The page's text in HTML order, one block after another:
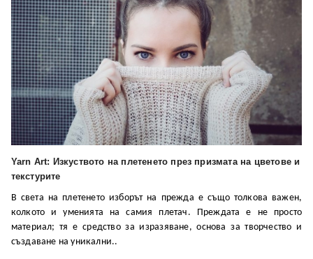
Yarn Art: Изкуството на плетенето през призмата на цветове и
текстурите
В света на плетенето изборът на прежда е също толкова важен,
колкото и уменията на самия плетач. Преждата е не просто
материал; тя е средство за изразяване, основа за творчество и
създаване на уникални..